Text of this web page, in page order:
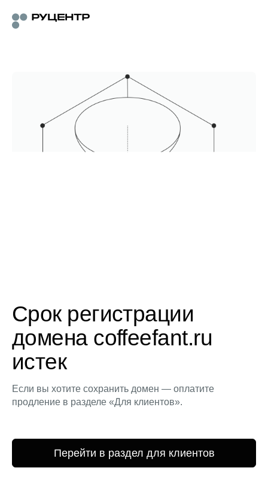
Срок регистрации
домена coffeefant.ru
истек
Если вы хотите сохранить домен — оплатите
продление в разделе «Для клиентов».
Перейти в раздел для клиентов